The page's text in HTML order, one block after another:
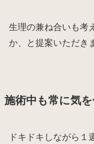
生理の兼ね合いも考
か、と提案いただき
施術中も常に気
ドキドキしながら１